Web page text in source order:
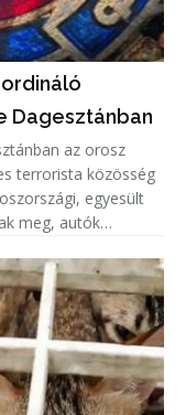
Dagesztánban
az orosz
terrorista közösség
egyesült
meg, autók